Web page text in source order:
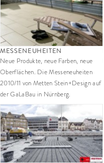
MESSENEUHEITEN
Neue Produkte, neue Farben, neue
Oberflächen. Die Messeneuheiten
2010/11 von Metten Stein+Design auf
der GaLaBau in Nürnberg.